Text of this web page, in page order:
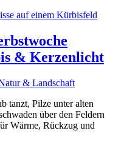
& Kerzenlicht
& Landschaft
tanzt, Pilze unter alten
über den Feldern
Wärme, Rückzug und